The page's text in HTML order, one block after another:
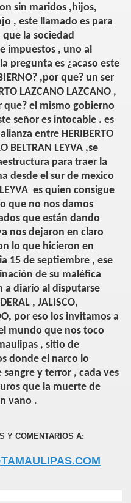
sin maridos ,hijos,
, este llamado es para
la sociedad
impuestos , uno al
pregunta es ¿acaso este
,por que? un ser
LAZCANO LAZCANO ,
el mismo gobierno
señor es intocable . es
entre HERIBERTO
BELTRAN LEYVA ,se
para traer la
desde el sur de mexico
es quien consigue
que no nos damos
que están dando
nos dejaron en claro
lo que hicieron en
15 de septiembre , ese
de su maléfica
a diario al disputarse
, JALISCO,
por eso los invitamos a
mundo que nos toco
, sitio de
donde el narco lo
y terror , cada ves
que la muerte de
vano .
Y COMENTARIOS A: